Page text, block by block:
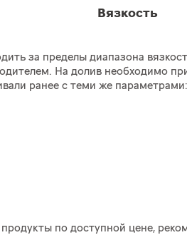
Вязкость
за пределы диапазона
На долив необходимо
ранее с теми же
по доступной цене,